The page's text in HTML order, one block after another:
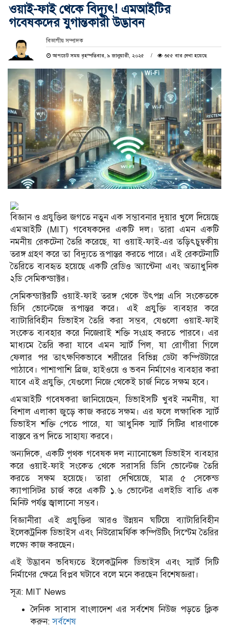
ওয়াই-ফাই থেকে বিদ্যুৎ! এমআইটির
গবেষকদের যুগান্তকারী উদ্ভাবন
বিভাগীয় সম্পাদক
আপডেট সময় বৃহস্পতিবার, ৯ জানুয়ারী, ২০২৫ ৩৫৫ বার দেখা হয়েছে
বিজ্ঞান ও প্রযুক্তির জগতে নতুন এক সম্ভাবনার দুয়ার খুলে দিয়েছে
এমআইটি (MIT) গবেষকদের একটি দল। তারা এমন একটি
নমনীয় রেকটেনা তৈরি করেছে, যা ওয়াই-ফাই-এর তড়িৎচুম্বকীয়
তরঙ্গ গ্রহণ করে তা বিদ্যুতে রূপান্তর করতে পারে। এই রেকটেনাটি
তৈরিতে ব্যবহৃত হয়েছে একটি রেডিও অ্যান্টেনা এবং অত্যাধুনিক
২ডি সেমিকন্ডাক্টর।
সেমিকন্ডাক্টরটি ওয়াই-ফাই তরঙ্গ থেকে উৎপন্ন এসি সংকেতকে
ডিসি ভোল্টেজে রূপান্তর করে। এই প্রযুক্তি ব্যবহার করে
ব্যাটারিবিহীন ডিভাইস তৈরি করা সম্ভব, যেগুলো ওয়াই-ফাই
সংকেত ব্যবহার করে নিজেরাই শক্তি সংগ্রহ করতে পারবে। এর
মাধ্যমে তৈরি করা যাবে এমন স্মার্ট পিল, যা রোগীরা গিলে
ফেলার পর তাৎক্ষণিকভাবে শরীরের বিভিন্ন ডেটা কম্পিউটারে
পাঠাবে। পাশাপাশি ব্রিজ, হাইওয়ে ও ভবন নির্মাণেও ব্যবহার করা
যাবে এই প্রযুক্তি, যেগুলো নিজে থেকেই চার্জ নিতে সক্ষম হবে।
এমআইটি গবেষকরা জানিয়েছেন, ডিভাইসটি খুবই নমনীয়, যা
বিশাল এলাকা জুড়ে কাজ করতে সক্ষম। এর ফলে লক্ষাধিক স্মার্ট
ডিভাইস শক্তি পেতে পারে, যা আধুনিক স্মার্ট সিটির ধারণাকে
বাস্তবে রূপ দিতে সাহায্য করবে।
অন্যদিকে, একটি পৃথক গবেষক দল ন্যানোস্কেল ডিভাইস ব্যবহার
করে ওয়াই-ফাই সংকেত থেকে সরাসরি ডিসি ভোল্টেজ তৈরি
করতে সক্ষম হয়েছে। তারা দেখিয়েছে, মাত্র ৫ সেকেন্ড
ক্যাপাসিটর চার্জ করে একটি ১.৬ ভোল্টের এলইডি বাতি এক
মিনিট পর্যন্ত জ্বালানো সম্ভব।
বিজ্ঞানীরা এই প্রযুক্তির আরও উন্নয়ন ঘটিয়ে ব্যাটারিবিহীন
ইলেকট্রনিক ডিভাইস এবং নিউরোমর্ফিক কম্পিউটিং সিস্টেম তৈরির
লক্ষ্যে কাজ করছেন।
এই উদ্ভাবন ভবিষ্যতে ইলেকট্রনিক ডিভাইস এবং স্মার্ট সিটি
নির্মাণের ক্ষেত্রে বিপ্লব ঘটাবে বলে মনে করছেন বিশেষজ্ঞরা।
সূত্র: MIT News
দৈনিক সাবাস বাংলাদেশ এর সর্বশেষ নিউজ পড়তে ক্লিক
করুন:সর্বশেষ